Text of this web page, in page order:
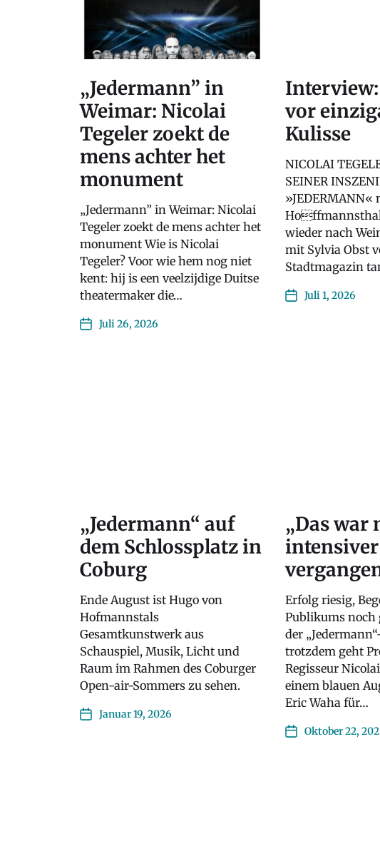
„Jedermann” in
Weimar: Nicolai
Tegeler zoekt de
mens achter het
monument
„Jedermann” in Weimar: Nicolai
Tegeler zoekt de mens achter het
monument Wie is Nicolai
Tegeler? Voor wie hem nog niet
kent: hij is een veelzijdige Duitse
theatermaker die…
Juli 26, 2026
vor
Kulisse
NICOLAI
SEINER
»JEDERMANN«
wieder nach
mit Sylvia Obst
Stadtmagazin
Juli 1, 2026
„Jedermann“ auf
dem Schlossplatz in
Coburg
Ende August ist Hugo von
Hofmannstals
Gesamtkunstwerk aus
Schauspiel, Musik, Licht und
Raum im Rahmen des Coburger
Open-air-Sommers zu sehen.
Januar 19, 2026
„Das war
Erfolg riesig,
Publikums noch
der
trotzdem geht
Regisseur
einem blauen
Eric Waha für…
Oktober 22,